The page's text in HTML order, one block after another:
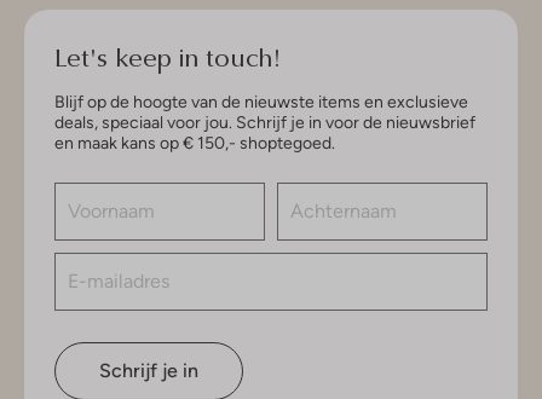
Let's keep in touch!
Blijf op de hoogte van de nieuwste items en exclusieve
deals, speciaal voor jou. Schrijf je in voor de nieuwsbrief
en maak kans op € 150,- shoptegoed.
Schrijf je in